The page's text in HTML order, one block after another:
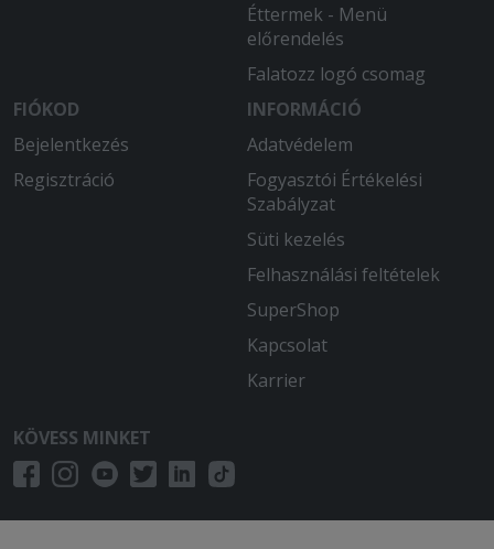
Nagyon friss és finom volt az étel.
Életem egyik legjobb pizzája. Puha,
vastag tészta, ízletes feltét. Megfelelő
állag. Kicsit a csípős ízt hiányoltam.
A pizza alja nyers, Soha többet innen.
2026-01-08 - Veronika:
finom volt.
Éttermek - Menü
előrendelés
Falatozz logó csomag
FIÓKOD
Bejelentkezés
Regisztráció
INFORMÁCIÓ
Adatvédelem
Fogyasztói Értékelési
Szabályzat
Süti kezelés
Felhasználási feltételek
SuperShop
Kapcsolat
Karrier
KÖVESS MINKET